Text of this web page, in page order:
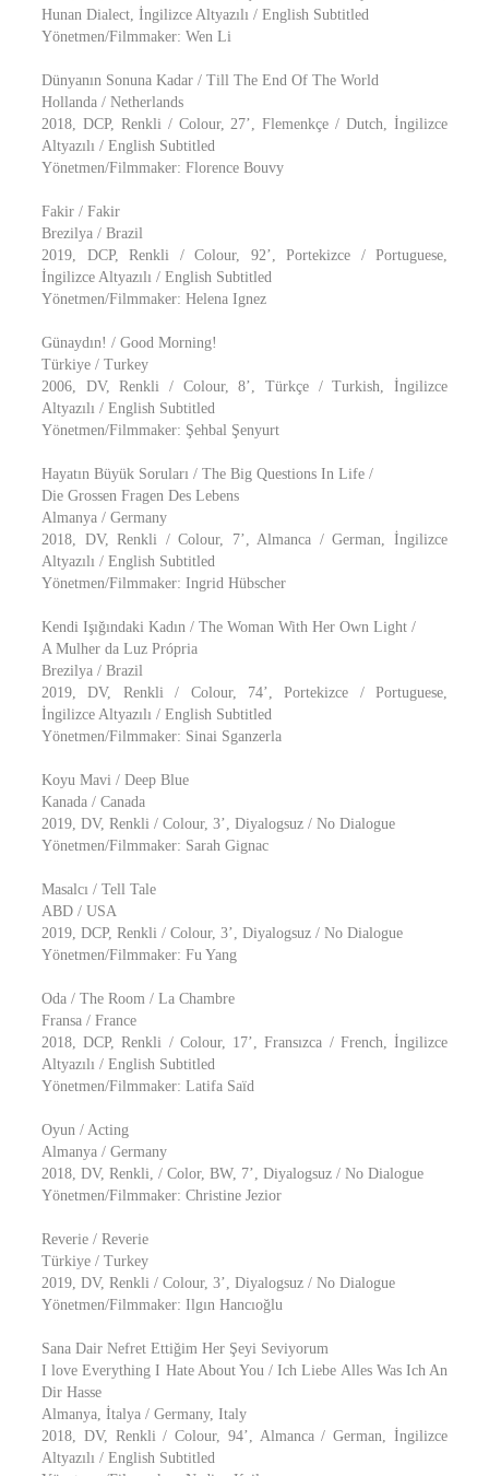
Hunan Dialect, İngilizce Altyazılı / English Subtitled
Yönetmen/Filmmaker: Wen Li
Dünyanın Sonuna Kadar / Till The End Of The World
Hollanda / Netherlands
2018, DCP, Renkli / Colour, 27’, Flemenkçe / Dutch, İngilizce
Altyazılı / English Subtitled
Yönetmen/Filmmaker: Florence Bouvy
Fakir / Fakir
Brezilya / Brazil
2019, DCP, Renkli / Colour, 92’, Portekizce / Portuguese,
İngilizce Altyazılı / English Subtitled
Yönetmen/Filmmaker: Helena Ignez
Günaydın! / Good Morning!
Türkiye / Turkey
2006, DV, Renkli / Colour, 8’, Türkçe / Turkish, İngilizce
Altyazılı / English Subtitled
Yönetmen/Filmmaker: Şehbal Şenyurt
Hayatın Büyük Soruları / The Big Questions In Life /
Die Grossen Fragen Des Lebens
Almanya / Germany
2018, DV, Renkli / Colour, 7’, Almanca / German, İngilizce
Altyazılı / English Subtitled
Yönetmen/Filmmaker: Ingrid Hübscher
Kendi Işığındaki Kadın / The Woman With Her Own Light /
A Mulher da Luz Própria
Brezilya / Brazil
2019, DV, Renkli / Colour, 74’, Portekizce / Portuguese,
İngilizce Altyazılı / English Subtitled
Yönetmen/Filmmaker: Sinai Sganzerla
Koyu Mavi / Deep Blue
Kanada / Canada
2019, DV, Renkli / Colour, 3’, Diyalogsuz / No Dialogue
Yönetmen/Filmmaker: Sarah Gignac
Masalcı / Tell Tale
ABD / USA
2019, DCP, Renkli / Colour, 3’, Diyalogsuz / No Dialogue
Yönetmen/Filmmaker: Fu Yang
Oda / The Room / La Chambre
Fransa / France
2018, DCP, Renkli / Colour, 17’, Fransızca / French, İngilizce
Altyazılı / English Subtitled
Yönetmen/Filmmaker: Latifa Saïd
Oyun / Acting
Almanya / Germany
2018, DV, Renkli, / Color, BW, 7’, Diyalogsuz / No Dialogue
Yönetmen/Filmmaker: Christine Jezior
Reverie / Reverie
Türkiye / Turkey
2019, DV, Renkli / Colour, 3’, Diyalogsuz / No Dialogue
Yönetmen/Filmmaker: Ilgın Hancıoğlu
Sana Dair Nefret Ettiğim Her Şeyi Seviyorum
I love Everything I Hate About You / Ich Liebe Alles Was Ich An
Dir Hasse
Almanya, İtalya / Germany, Italy
2018, DV, Renkli / Colour, 94’, Almanca / German, İngilizce
Altyazılı / English Subtitled